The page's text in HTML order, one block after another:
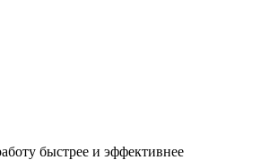
быстрее и эффективнее